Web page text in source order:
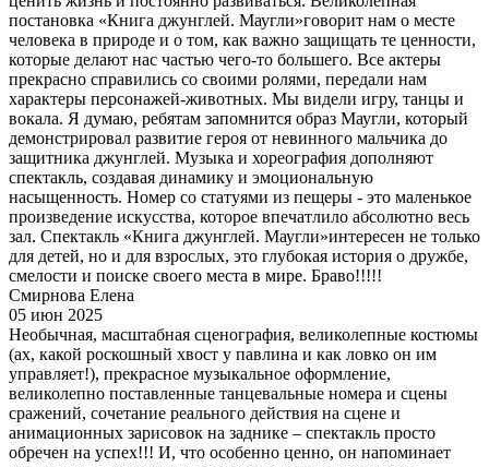
постановка «Книга джунглей. Маугли»говорит нам о месте
человека в природе и о том, как важно защищать те ценности,
которые делают нас частью чего-то большего. Все актеры
прекрасно справились со своими ролями, передали нам
характеры персонажей-животных. Мы видели игру, танцы и
вокала. Я думаю, ребятам запомнится образ Маугли, который
демонстрировал развитие героя от невинного мальчика до
защитника джунглей. Музыка и хореография дополняют
спектакль, создавая динамику и эмоциональную
насыщенность. Номер со статуями из пещеры - это маленькое
произведение искусства, которое впечатлило абсолютно весь
зал. Спектакль «Книга джунглей. Маугли»интересен не только
для детей, но и для взрослых, это глубокая история о дружбе,
смелости и поиске своего места в мире. Браво!!!!!
Смирнова Елена
05 июн 2025
Необычная, масштабная сценография, великолепные костюмы
(ах, какой роскошный хвост у павлина и как ловко он им
управляет!), прекрасное музыкальное оформление,
великолепно поставленные танцевальные номера и сцены
сражений, сочетание реального действия на сцене и
анимационных зарисовок на заднике – спектакль просто
обречен на успех!!! И, что особенно ценно, он напоминает